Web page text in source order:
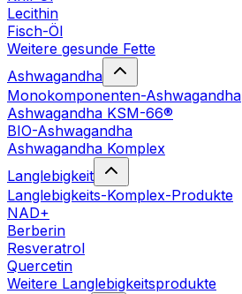
Lecithin
Fisch-Öl
Weitere gesunde Fette
Ashwagandha
Monokomponenten-Ashwagandha
Ashwagandha KSM-66®
BIO-Ashwagandha
Ashwagandha Komplex
Langlebigkeit
Langlebigkeits-Komplex-Produkte
NAD+
Berberin
Resveratrol
Quercetin
Weitere Langlebigkeitsprodukte